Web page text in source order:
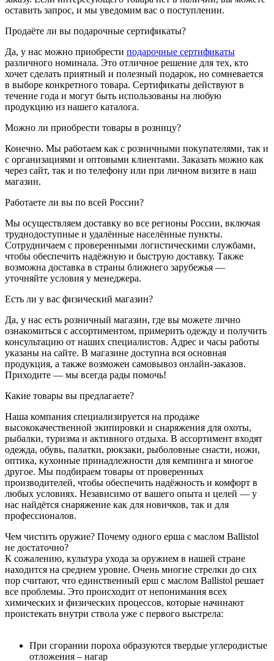
оставить запрос, и мы уведомим вас о поступлении.
Продаёте ли вы подарочные сертификаты?
Да, у нас можно приобрести подарочные сертификаты
различного номинала. Это отличное решение для тех, кто
хочет сделать приятный и полезный подарок, но сомневается
в выборе конкретного товара. Сертификаты действуют в
течение года и могут быть использованы на любую
продукцию из нашего каталога.
Можно ли приобрести товары в розницу?
Конечно. Мы работаем как с розничными покупателями, так и
с организациями и оптовыми клиентами. Заказать можно как
через сайт, так и по телефону или при личном визите в наш
магазин.
Работаете ли вы по всей России?
Мы осуществляем доставку во все регионы России, включая
труднодоступные и удалённые населённые пункты.
Сотрудничаем с проверенными логистическими службами,
чтобы обеспечить надёжную и быструю доставку. Также
возможна доставка в страны ближнего зарубежья —
уточняйте условия у менеджера.
Есть ли у вас физический магазин?
Да, у нас есть розничный магазин, где вы можете лично
ознакомиться с ассортиментом, примерить одежду и получить
консультацию от наших специалистов. Адрес и часы работы
указаны на сайте. В магазине доступна вся основная
продукция, а также возможен самовывоз онлайн-заказов.
Приходите — мы всегда рады помочь!
Какие товары вы предлагаете?
Наша компания специализируется на продаже
высококачественной экипировки и снаряжения для охоты,
рыбалки, туризма и активного отдыха. В ассортимент входят
одежда, обувь, палатки, рюкзаки, рыболовные снасти, ножи,
оптика, кухонные принадлежности для кемпинга и многое
другое. Мы подбираем товары от проверенных
производителей, чтобы обеспечить надёжность и комфорт в
любых условиях. Независимо от вашего опыта и целей — у
нас найдётся снаряжение как для новичков, так и для
профессионалов.
Чем чистить оружие? Почему одного ерша с маслом Ballistol
не достаточно?
К сожалению, культура ухода за оружием в нашей стране
находится на среднем уровне. Очень многие стрелки до сих
пор считают, что единственный ерш с маслом Ballistol решает
все проблемы. Это происходит от непонимания всех
химических и физических процессов, которые начинают
проистекать внутри ствола уже с первого выстрела:
При сгорании пороха образуются твердые углеродистые
отложения – нагар